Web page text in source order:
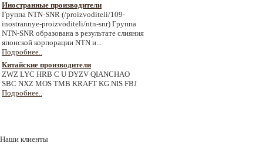
Иностранные производители
Группа NTN-SNR (/proizvoditeli/109-
inostrannye-proizvoditeli/ntn-snr) Группа
NTN-SNR образована в результате слияния
японской корпорации NTN и...
Подробнее..
Китайские производители
ZWZ LYC HRB C U DYZV QIANCHAO
SBC NXZ MOS TMB KRAFT KG NIS FBJ
Подробнее..
Наши клиенты